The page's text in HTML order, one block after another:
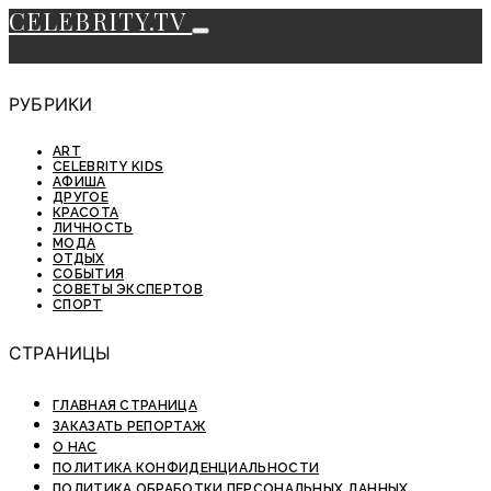
CELEBRITY.TV
РУБРИКИ
ART
CELEBRITY KIDS
АФИША
ДРУГОЕ
КРАСОТА
ЛИЧНОСТЬ
МОДА
ОТДЫХ
СОБЫТИЯ
СОВЕТЫ ЭКСПЕРТОВ
СПОРТ
СТРАНИЦЫ
ГЛАВНАЯ СТРАНИЦА
ЗАКАЗАТЬ РЕПОРТАЖ
О НАС
ПОЛИТИКА КОНФИДЕНЦИАЛЬНОСТИ